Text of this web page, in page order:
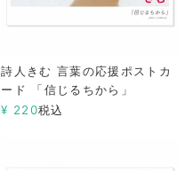
詩人きむ 言葉の応援ポストカ
ード 「信じるちから」
¥ 220税込